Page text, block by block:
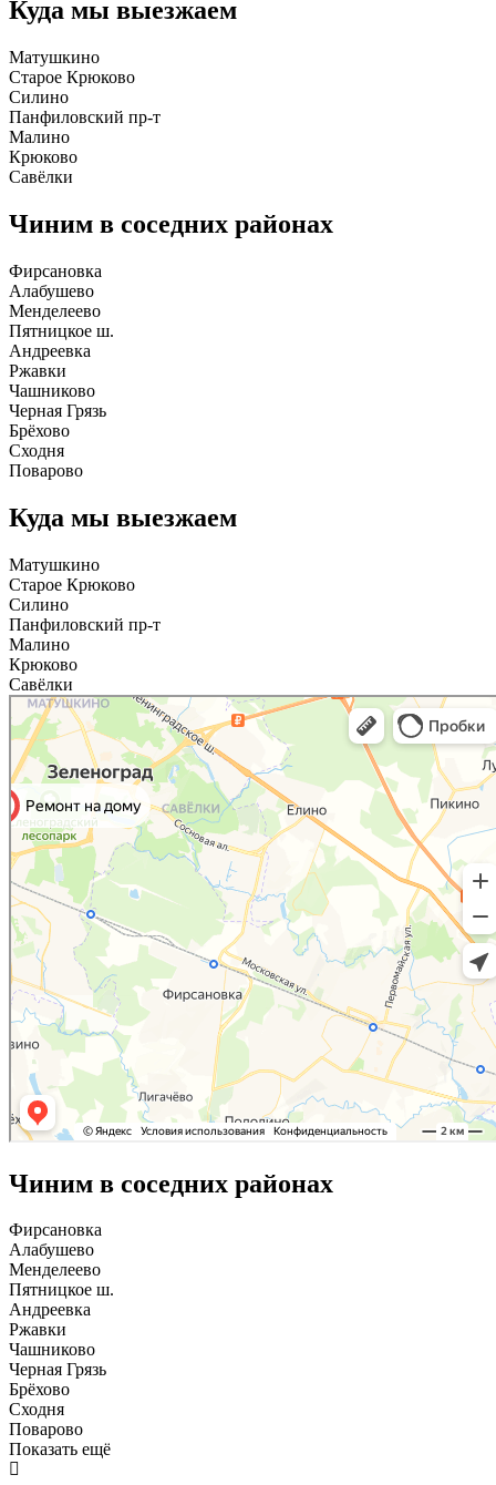
Куда мы выезжаем
Матушкино
Старое Крюково
Силино
Панфиловский пр-т
Малино
Крюково
Савёлки
Чиним в соседних районах
Фирсановка
Алабушево
Менделеево
Пятницкое ш.
Андреевка
Ржавки
Чашниково
Черная Грязь
Брёхово
Сходня
Поварово
Куда мы выезжаем
Матушкино
Старое Крюково
Силино
Панфиловский пр-т
Малино
Крюково
Савёлки
Чиним в соседних районах
Фирсановка
Алабушево
Менделеево
Пятницкое ш.
Андреевка
Ржавки
Чашниково
Черная Грязь
Брёхово
Сходня
Поварово
Показать ещё